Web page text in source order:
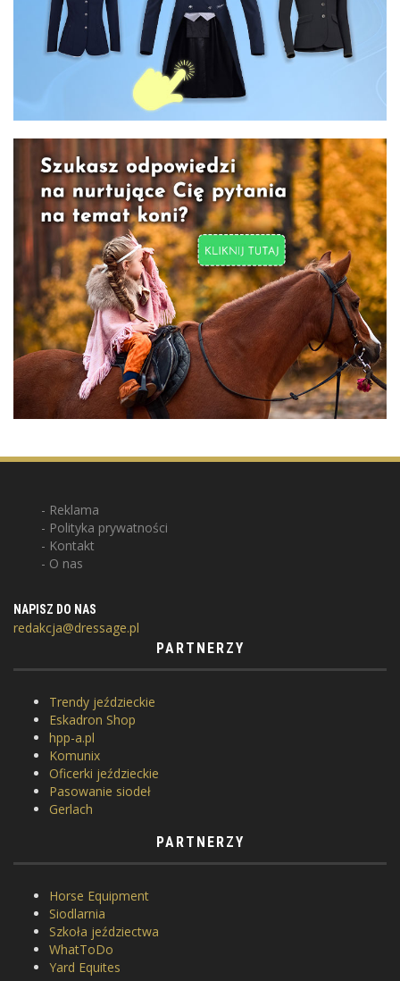
Reklama
Polityka prywatności
Kontakt
O nas
NAPISZ DO NAS
redakcja@dressage.pl
PARTNERZY
Trendy jeździeckie
Eskadron Shop
hpp-a.pl
Komunix
Oficerki jeździeckie
Pasowanie siodeł
Gerlach
PARTNERZY
Horse Equipment
Siodlarnia
Szkoła jeździectwa
WhatToDo
Yard Equites